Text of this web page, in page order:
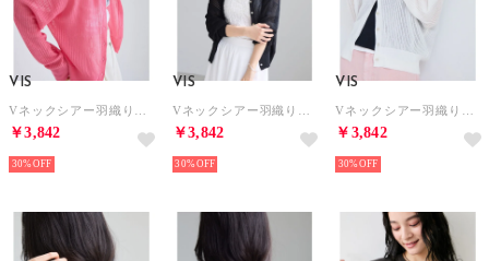
VIS
￥3,842
30%
VIS
￥3,842
30%
VIS
￥3,842
30%